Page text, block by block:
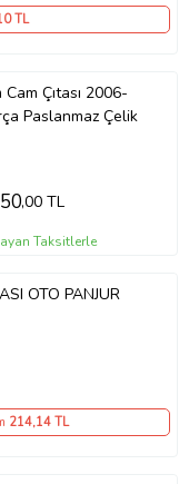
TL
Çıtası 2006-
Paslanmaz Çelik
,00 TL
Taksitlerle
OTO PANJUR
214,14 TL